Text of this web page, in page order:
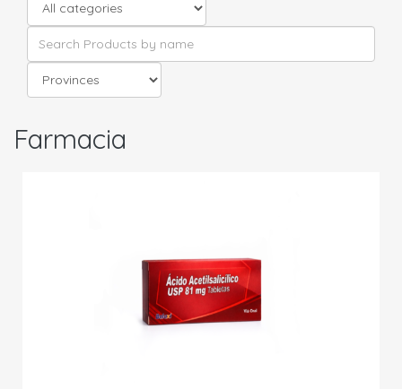
Farmacia